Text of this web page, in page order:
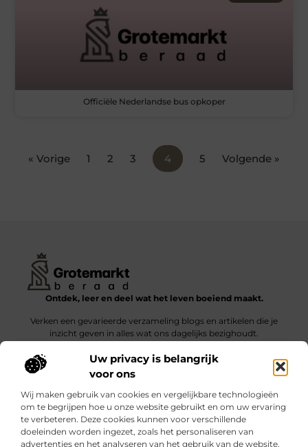
Uw privacy is belangrijk
voor ons
Wij maken gebruik van cookies en vergelijkbare technologieën
om te begrijpen hoe u onze website gebruikt en om uw ervaring
te verbeteren. Deze cookies kunnen voor verschillende
doeleinden worden ingezet, zoals het personaliseren van
advertenties en het analyseren van het gebruik van de website.
Officiële Nederlandse bus opkoper
« Vorige 1 2 3 4 5 Volgende »
Ontdek, leer en deel wat het leven boeiend maakt.
Verken een gevarieerde verzameling blogs en artikelen die je
inzicht geven in alles wat ons dagelijks bezighoudt.
Bericht categorie
Onze informatie